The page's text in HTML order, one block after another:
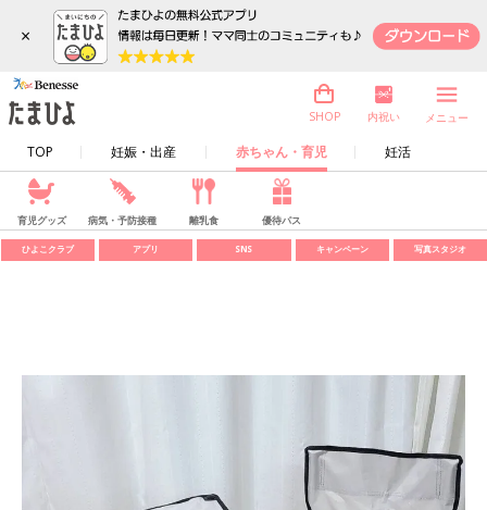
×
TOP 妊娠・出産 赤ちゃん・育児 妊活
SHOP 内祝い メニュー
育児グッズ 病気・予防接種 離乳食 優待パス
ひよこクラブ アプリ SNS キャンペーン 写真スタジオ